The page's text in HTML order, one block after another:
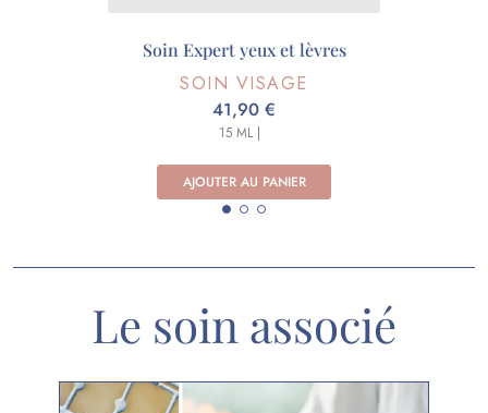
Soin Expert yeux et lèvres
SOIN VISAGE
41,90 €
AJOUTER AU PANIER
15 ML |
Le soin associé